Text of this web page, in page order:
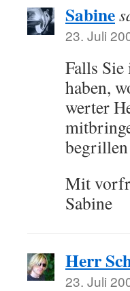
Sabine
23. Juli
Falls Sie
haben,
werter
Mit
Sabine
Herr
23. Juli